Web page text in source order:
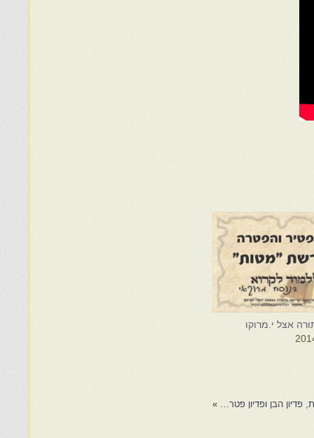
אצל י.מרוקו
פדיון הבן ופדיון פטר… »